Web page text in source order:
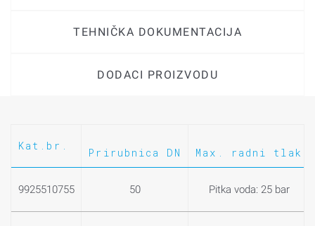
TEHNIČKA DOKUMENTACIJA
DODACI PROIZVODU
Kat.br.
Prirubnica DN Max. radni tlak
9925510755 50 Pitka voda: 25 bar